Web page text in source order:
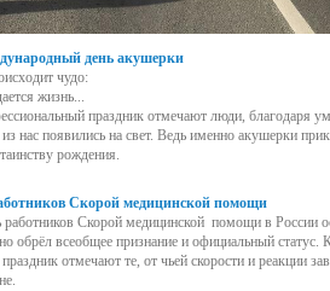
день акушерки
чудо:
жизнь...
праздник отмечают люди, благодаря
нас появились на свет. Ведь именно акушерки
рождения.
Скорой медицинской помощи
Скорой медицинской помощи в России
обрёл всеобщее признание и официальный статус.
отмечают те, от чьей скорости и реакции